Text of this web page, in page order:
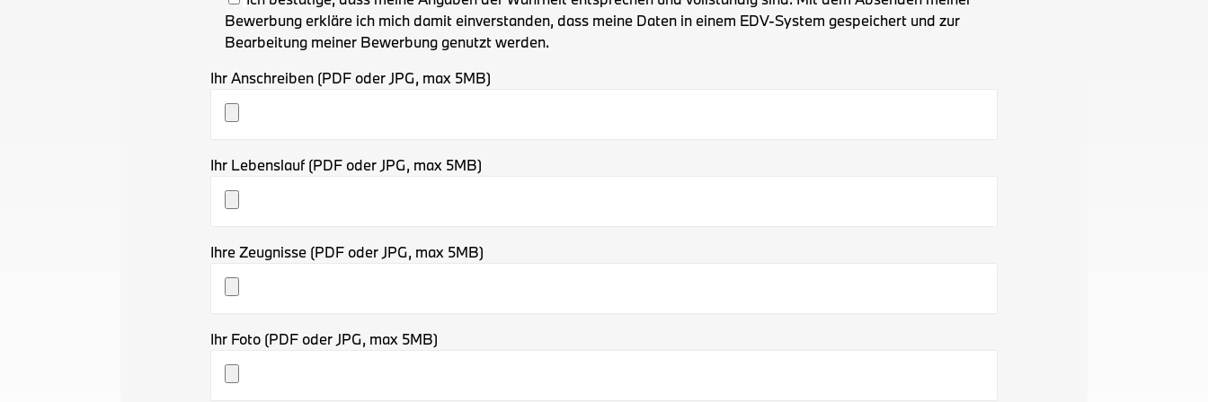
Bewerbung erkläre ich mich damit einverstanden, dass meine Daten in einem EDV-System gespeichert und zur
Bearbeitung meiner Bewerbung genutzt werden.
Ihr Anschreiben (PDF oder JPG, max 5MB)
Ihr Lebenslauf (PDF oder JPG, max 5MB)
Ihre Zeugnisse (PDF oder JPG, max 5MB)
Ihr Foto (PDF oder JPG, max 5MB)